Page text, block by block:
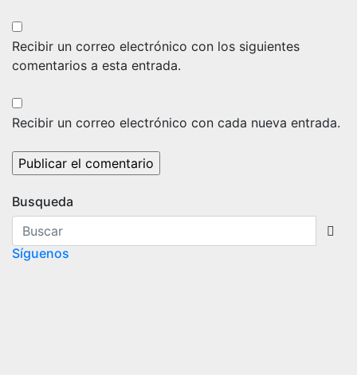
Recibir un correo electrónico con los siguientes
comentarios a esta entrada.
Recibir un correo electrónico con cada nueva entrada.
Busqueda
Síguenos